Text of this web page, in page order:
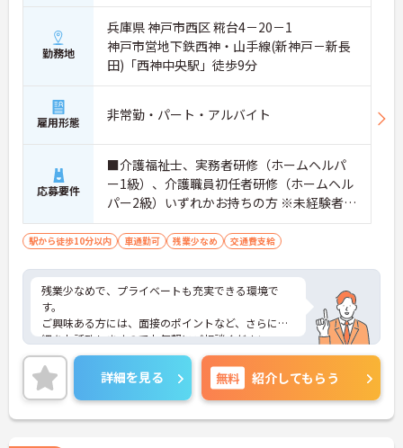
勤務地
兵庫県 神戸市西区 糀台4－20－1
神戸市営地下鉄西神・山手線(新神戸－新長
田)「西神中央駅」徒歩9分
雇用形態 非常勤・パート・アルバイト
応募要件
■介護福祉士、実務者研修（ホームヘルパ
ー1級）、介護職員初任者研修（ホームヘル
パー2級）いずれかお持ちの方 ※未経験者応
相談
駅から徒歩10分以内 車通勤可 残業少なめ 交通費支給
残業少なめで、プライベートも充実できる環境で
す。
ご興味ある方には、面接のポイントなど、さらに詳
細をお話致しますのでお気軽にご相談ください。
詳細を見る 無料 紹介してもらう